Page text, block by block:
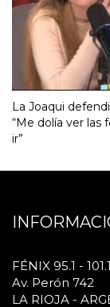
La Joaqui
“Me dolía ver las
ir”
FÉNIX 95.1 - 101.1
Av. Perón 742
LA RIOJA -